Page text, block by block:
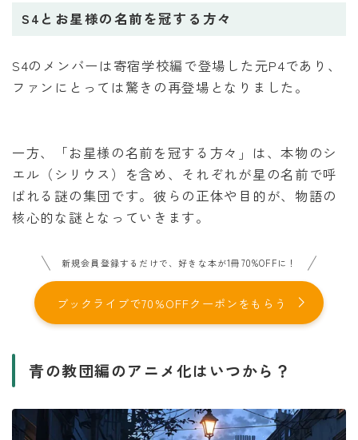
S4とお星様の名前を冠する方々
S4のメンバーは寄宿学校編で登場した元P4であり、
ファンにとっては驚きの再登場となりました。
一方、「お星様の名前を冠する方々」は、本物のシ
エル（シリウス）を含め、それぞれが星の名前で呼
ばれる謎の集団です。彼らの正体や目的が、物語の
核心的な謎となっていきます。
新規会員登録するだけで、好きな本が1冊70%OFFに！
ブックライブで70%OFFクーポンをもらう
青の教団編のアニメ化はいつから？